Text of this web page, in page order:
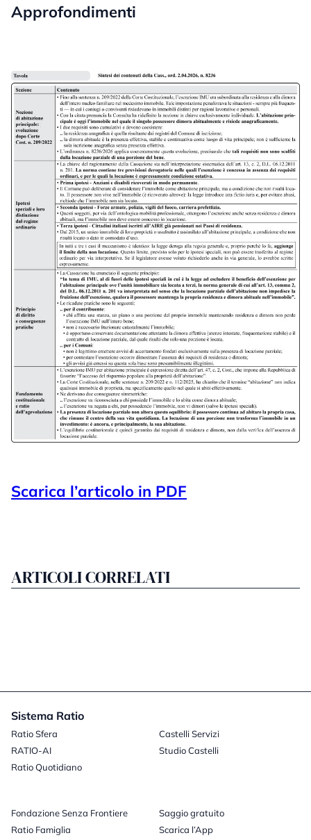
Approfondimenti
Scarica l’articolo in PDF
ARTICOLI CORRELATI
Sistema Ratio
Ratio Sfera
RATIO-AI
Ratio Quotidiano
Castelli Servizi
Studio Castelli
Fondazione Senza Frontiere
Ratio Famiglia
Saggio gratuito
Scarica l’App